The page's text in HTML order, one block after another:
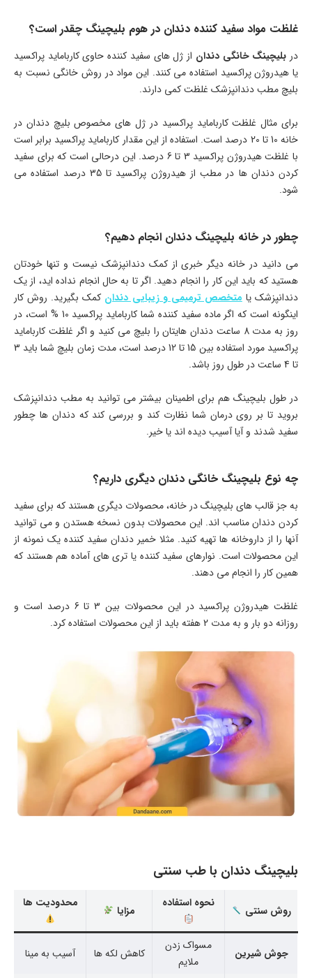
غلظت مواد سفید کننده دندان در هوم بلیچینگ چقدر است؟
در بلیچینگ خانگی دندان از ژل های سفید کننده حاوی کارباماید پراکسید
یا هیدروژن پراکسید استفاده می کنند. این مواد در روش خانگی نسبت به
بلیچ مطب دندانپزشک غلظت کمی دارند.
برای مثال غلظت کارباماید پراکسید در ژل های مخصوص بلیچ دندان در
خانه 10 تا 20 درصد است. استفاده از این مقدار کارباماید پراکسید برابر است
با غلظت هیدروژن پراکسید 3 تا 6 درصد. این درحالی است که برای سفید
کردن دندان ها در مطب از هیدروژن پراکسید تا 35 درصد استفاده می
شود.
چطور در خانه بلیچینگ دندان انجام دهیم؟
می دانید در خانه دیگر خبری از کمک دندانپزشک نیست و تنها خودتان
هستید که باید این کار را انجام دهید. اگر تا به حال انجام نداده اید، از یک
دندانپزشک یامتخصص ترمیمی و زیبایی دندان کمک بگیرید. روش کار
اینگونه است که اگر ماده سفید کننده شما کارباماید پراکسید 10 % است، در
روز به مدت 8 ساعت دندان هایتان را بلیچ می کنید و اگر غلظت کارباماید
پراکسید مورد استفاده بین 15 تا 12 درصد است، مدت زمان بلیچ شما باید 3
تا 4 ساعت در طول روز باشد.
در طول بلیچینگ هم برای اطمینان بیشتر می توانید به مطب دندانپزشک
بروید تا بر روی درمان شما نظارت کند و بررسی کند که دندان ها چطور
سفید شدند و آیا آسیب دیده اند یا خیر.
چه نوع بلیچینگ خانگی دندان دیگری داریم؟
به جز قالب های بلیچینگ در خانه، محصولات دیگری هستند که برای سفید
کردن دندان مناسب اند. این محصولات بدون نسخه هستدن و می توانید
آنها را از داروخانه ها تهیه کنید. مثلا خمیر دندان سفید کننده یک نمونه از
این محصولات است. نوارهای سفید کننده یا تری های آماده هم هستند که
همین کار را انجام می دهند.
غلظت هیدروژن پراکسید در این محصولات بین 3 تا 6 درصد است و
روزانه دو بار و به مدت 2 هفته باید از این محصولات استفاده کرد.
بلیچینگ دندان با طب سنتی
روش سنتی
نحوه استفاده
مزایا
محدودیت ها
جوش شیرین
مسواک زدن
ملایم
کاهش لکه ها آسیب به مینا